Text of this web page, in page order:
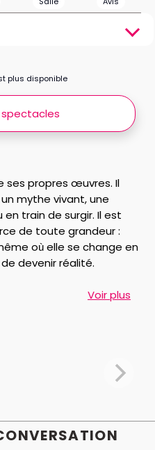
ses propres œuvres. Il
mythe vivant, une
train de surgir. Il est
de toute grandeur :
où elle se change en
devenir réalité.
une soirée improvisée et
entre Bonaparte et son
les Français qu’il a tiré
Empereur !
et apparemment
pays. Il est vrai que
et mutine à l’image de
Voir plus
plus disponible
spectacles